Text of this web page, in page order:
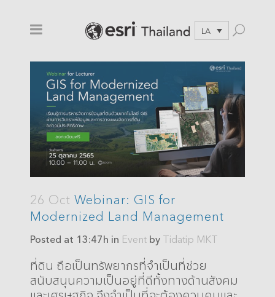
LA
26 Oct Webinar: GIS for
Modernized Land Management
Posted at 13:47h in Event by Tidatip MKT
ที่ดิน ถือเป็นทรัพยากรที่จำเป็นที่ช่วย
สนับสนุนความเป็นอยู่ที่ดีทั้งทางด้านสังคม